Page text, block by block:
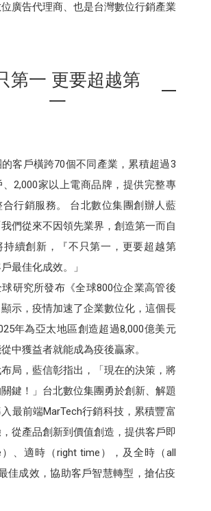
廣告代理商、也是台灣數位行銷產業
第一 更要超越第
一
客戶橫跨70個不同產業，累積超過3
2,000家以上電商品牌，提供完整專
行銷服務。 台北數位集團創辦人藍
們從來不因領先業界，創造第一而自
持續創新，『不只第一，更要超越第
最佳化成效。」
研究所發布《全球800位企業高管後
示，疫情加速了企業數位化，這個長
年為亞太地區創造超過8,000億美元
中獲益者就能成為疫後贏家。
局，藍信彰指出，「現在的決策，將
鍵！」台北數位集團勇於創新、解題
最前端MarTech行銷科技，累積豐富
從產品創新到價值創造，提供客戶即
、適時（right time），及全時（all
佳成效，協助客戶智慧轉型，搶佔疫